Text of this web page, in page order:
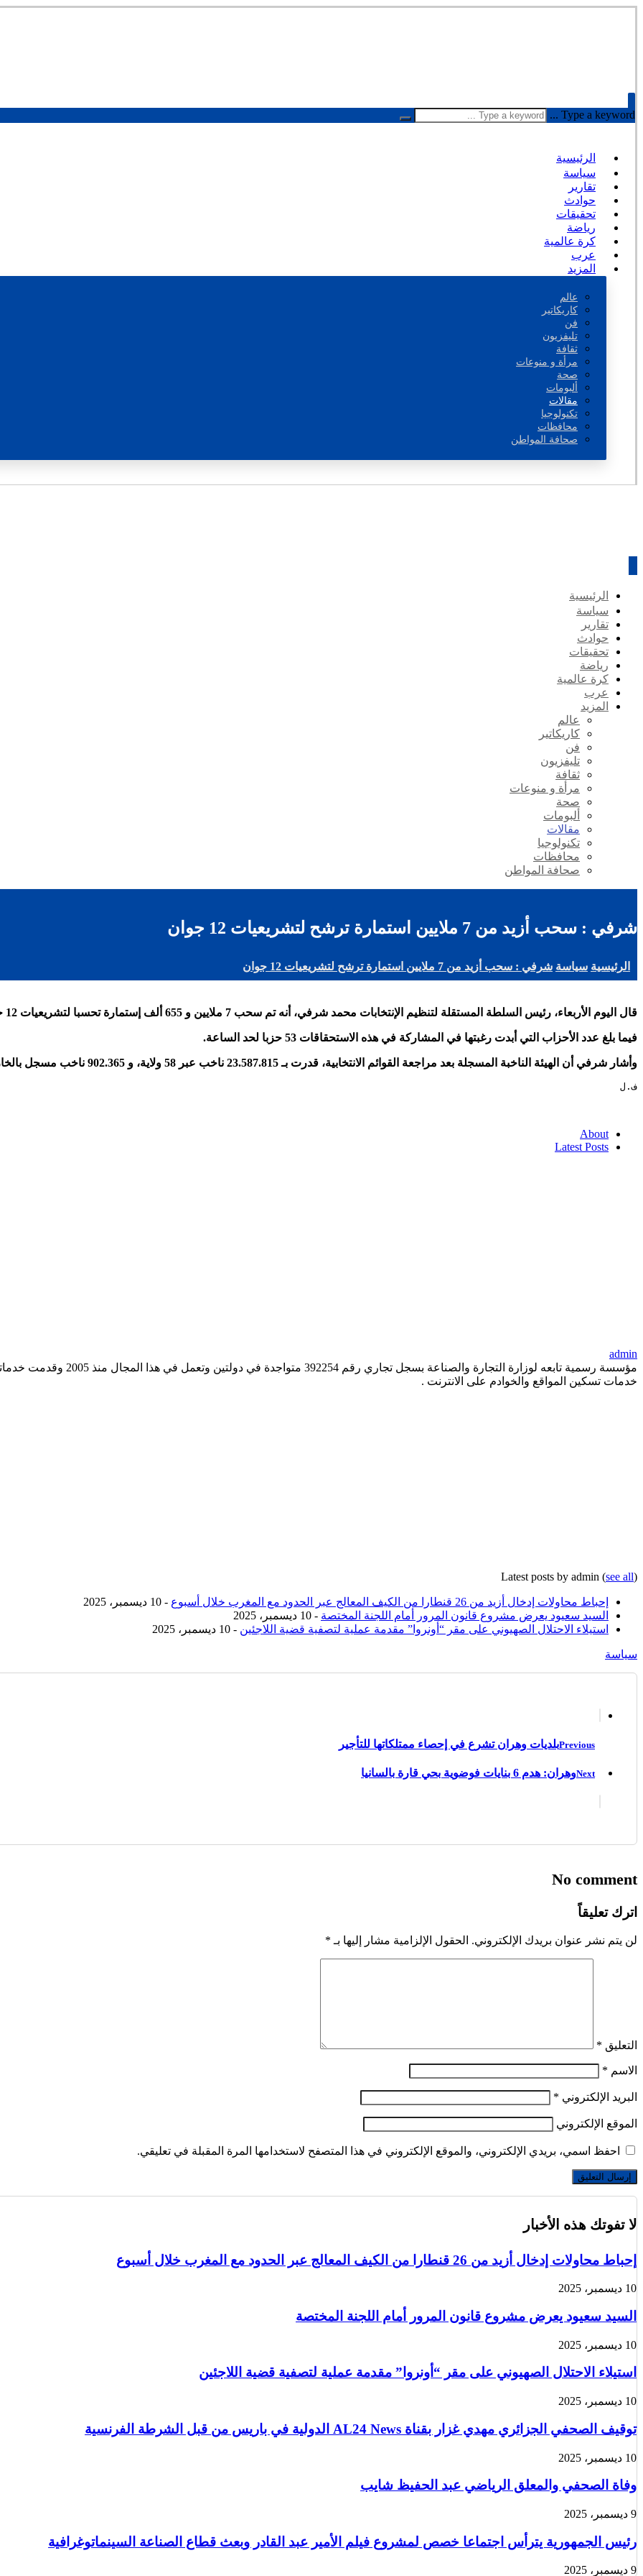
Type a keyword ...
الرئيسية
سياسة
تقارير
حوادث
تحقيقات
رياضة
كرة عالمية
عرب
المزيد
عالم
كاريكاتير
فن
تليفزيون
ثقافة
مرأة و منوعات
صحة
ألبومات
مقالات
تكنولوجيا
محافظات
صحافة المواطن
الرئيسية
سياسة
تقارير
حوادث
تحقيقات
رياضة
كرة عالمية
عرب
المزيد
عالم
كاريكاتير
فن
تليفزيون
ثقافة
مرأة و منوعات
صحة
ألبومات
مقالات
تكنولوجيا
محافظات
صحافة المواطن
شرفي : سحب أزيد من 7 ملايين استمارة ترشح لتشريعيات 12 جوان
الرئيسية سياسة شرفي : سحب أزيد من 7 ملايين استمارة ترشح لتشريعيات 12 جوان
قال اليوم الأربعاء، رئيس السلطة المستقلة لتنظيم الإنتخابات محمد شرفي، أنه تم سحب 7 ملايين و 655 ألف إستمارة تحسبا لتشريعيات 12 جوان.
فيما بلغ عدد الأحزاب التي أبدت رغبتها في المشاركة في هذه الاستحقاقات 53 حزبا لحد الساعة.
وأشار شرفي أن الهيئة الناخبة المسجلة بعد مراجعة القوائم الانتخابية، قدرت بـ 23.587.815 ناخب عبر 58 ولاية، و 902.365 ناخب مسجل بالخارج
ف.ل
About
Latest Posts
admin
مؤسسة رسمية تابعه لوزارة
خدمات تسكين المواقع والخوادم على الانترنت .
Latest posts by admin (see all)
إحباط محاولات إدخال أزيد من 26 قنطارا من الكيف المعالج عبر الحدود مع المغرب خلال أسبوع
- 10 ديسمبر، 2025
السيد سعيود يعرض مشروع قانون المرور أمام اللجنة المختصة - 10 ديسمبر، 2025
استيلاء الاحتلال الصهيوني على مقر “أونروا” مقدمة عملية لتصفية قضية اللاجئين - 10 ديسمبر، 2025
سياسة
Previousبلديات وهران تشرع في إحصاء ممتلكاتها للتأجير
Nextوهران: هدم 6 بنايات فوضوية بحي قارة بالسانيا
No comment
اترك تعليقاً
لن يتم نشر عنوان بريدك الإلكتروني. الحقول الإلزامية مشار إليها بـ *
التعليق *
الاسم *
البريد الإلكتروني *
الموقع الإلكتروني
احفظ اسمي، بريدي الإلكتروني، والموقع الإلكتروني في هذا المتصفح لاستخدامها المرة المقبلة في تعليقي.
لا تفوتك هذه الأخبار
إحباط محاولات إدخال أزيد من 26 قنطارا من الكيف المعالج عبر الحدود مع المغرب خلال أسبوع
10 ديسمبر، 2025
السيد سعيود يعرض مشروع قانون المرور أمام اللجنة المختصة
10 ديسمبر، 2025
استيلاء الاحتلال الصهيوني على مقر “أونروا” مقدمة عملية لتصفية قضية اللاجئين
10 ديسمبر، 2025
توقيف الصحفي الجزائري مهدي غزار بقناة AL24 News الدولية في باريس من قبل الشرطة الفرنسية
10 ديسمبر، 2025
وفاة الصحفي والمعلق الرياضي عبد الحفيظ شايب
9 ديسمبر، 2025
رئيس الجمهورية يترأس اجتماعا خصص لمشروع فيلم الأمير عبد القادر وبعث قطاع الصناعة السينماتوغرافية
9 ديسمبر، 2025